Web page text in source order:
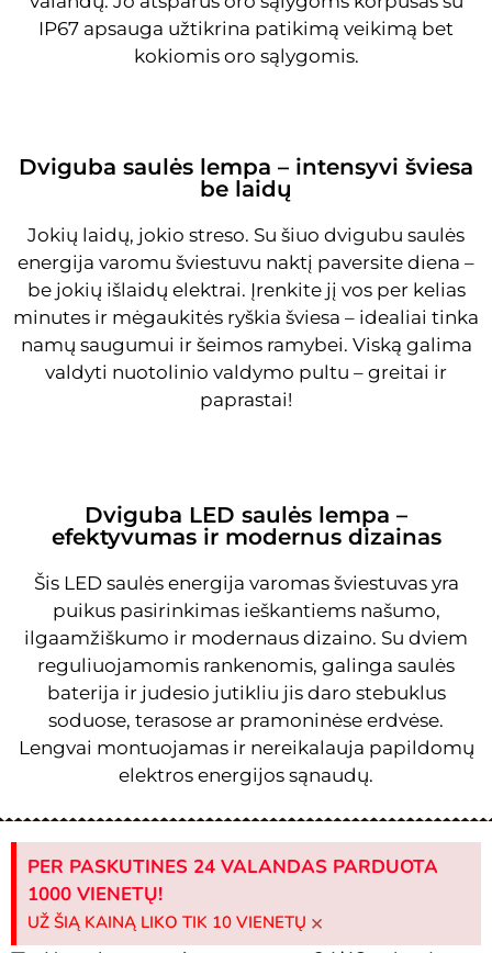
IP67 apsauga užtikrina patikimą veikimą bet
kokiomis oro sąlygomis.
Dviguba saulės lempa – intensyvi šviesa
be laidų
Jokių laidų, jokio streso. Su šiuo dvigubu saulės
energija varomu šviestuvu naktį paversite diena –
be jokių išlaidų elektrai. Įrenkite jį vos per kelias
minutes ir mėgaukitės ryškia šviesa – idealiai tinka
namų saugumui ir šeimos ramybei. Viską galima
valdyti nuotolinio valdymo pultu – greitai ir
paprastai!
Dviguba LED saulės lempa –
efektyvumas ir modernus dizainas
Šis LED saulės energija varomas šviestuvas yra
puikus pasirinkimas ieškantiems našumo,
ilgaamžiškumo ir modernaus dizaino. Su dviem
reguliuojamomis rankenomis, galinga saulės
baterija ir judesio jutikliu jis daro stebuklus
soduose, terasose ar pramoninėse erdvėse.
Lengvai montuojamas ir nereikalauja papildomų
elektros energijos sąnaudų.
PER PASKUTINES 24 VALANDAS PARDUOTA
1000 VIENETŲ!
UŽ ŠIĄ KAINĄ LIKO TIK 10 VIENETŲ ×